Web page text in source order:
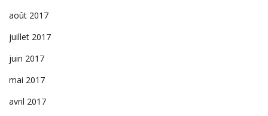
août 2017
juillet 2017
juin 2017
mai 2017
avril 2017